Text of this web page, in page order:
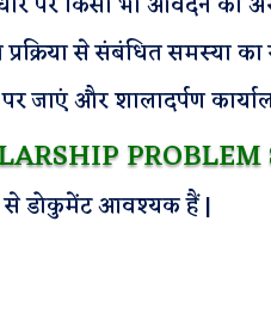
से संबंधित समस्या का
जाएं और शालादर्पण
से डोकुमेंट आवश्यक हैं |